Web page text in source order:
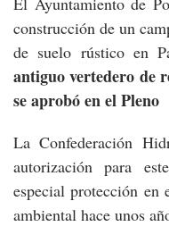
construcción de un
de suelo rústico en
antiguo vertedero de
se aprobó en el Pleno
La Confederación
autorización para
especial protección en
ambiental hace unos